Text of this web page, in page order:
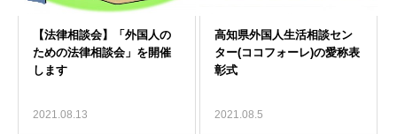
2021.08.13 2021.08.5